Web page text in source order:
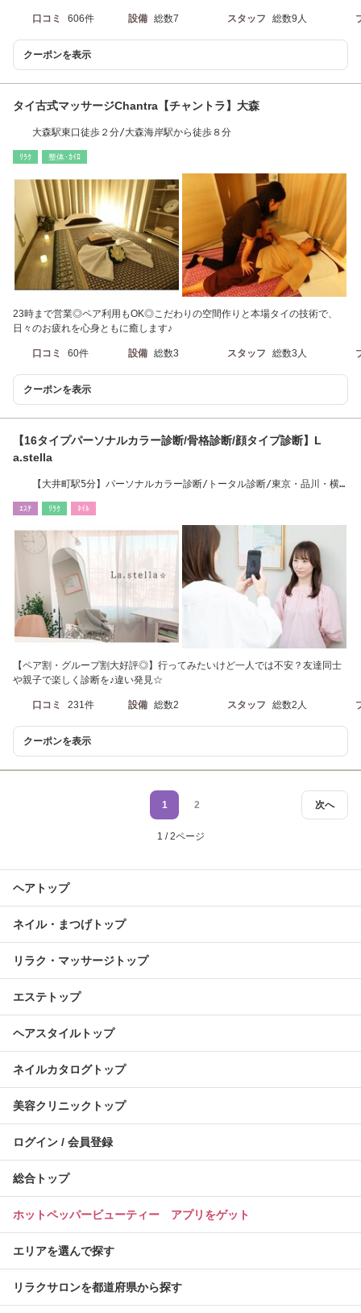
口コミ 606件 設備 総数7 スタッフ 総数9人
クーポンを表示
タイ古式マッサージChantra【チャントラ】大森
大森駅東口徒歩２分/大森海岸駅から徒歩８分
ﾘﾗｸ 整体･ｶｲﾛ
23時まで営業◎ペア利用もOK◎こだわりの空間作りと本場タイの技術で、
日々のお疲れを心身ともに癒します♪
口コミ 60件 設備 総数3 スタッフ 総数3人
クーポンを表示
【16タイプパーソナルカラー診断/骨格診断/顔タイプ診断】L
a.stella
【大井町駅5分】パーソナルカラー診断/トータル診断/東京・品川・横
ｴｽﾃ ﾘﾗｸ ﾈｲﾙ
【ペア割・グループ割大好評◎】行ってみたいけど一人では不安？友達同士
や親子で楽しく診断を♪違い発見☆
口コミ 231件 設備 総数2 スタッフ 総数2人
クーポンを表示
次へ
1 2
1 / 2ページ
ヘアトップ
ネイル・まつげトップ
リラク・マッサージトップ
エステトップ
ヘアスタイルトップ
ネイルカタログトップ
美容クリニックトップ
ログイン / 会員登録
総合トップ
ホットペッパービューティー アプリをゲット
エリアを選んで探す
リラクサロンを都道府県から探す